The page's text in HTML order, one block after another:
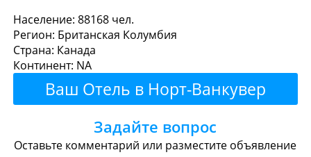
Норт-Ванкувер - Где
поесть или перекусить?
Рестораны Кафе Бары
Пиво
Булочные
Супермаркеты
Торговые Центры
Население: 88168 чел.
Регион: Британская Колумбия
Страна: Канада
Континент: NA
Ваш Отель в Норт-Ванкувер
Здесь!
Задайте вопрос
Оставьте комментарий или разместите объявление